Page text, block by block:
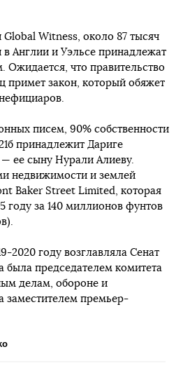
Witness, около 87 тысяч
Англии и Уэльсе принадлежат
что правительство
примет закон, который обяжет
писем, 90% собственности
принадлежит Дариге
ее сыну Нурали Алиеву.
недвижимости и землей
Baker Street Limited, которая
году за 140 миллионов фунтов
2020 году возглавляла Сенат
была председателем комитета
делам, обороне и
заместителем премьер-